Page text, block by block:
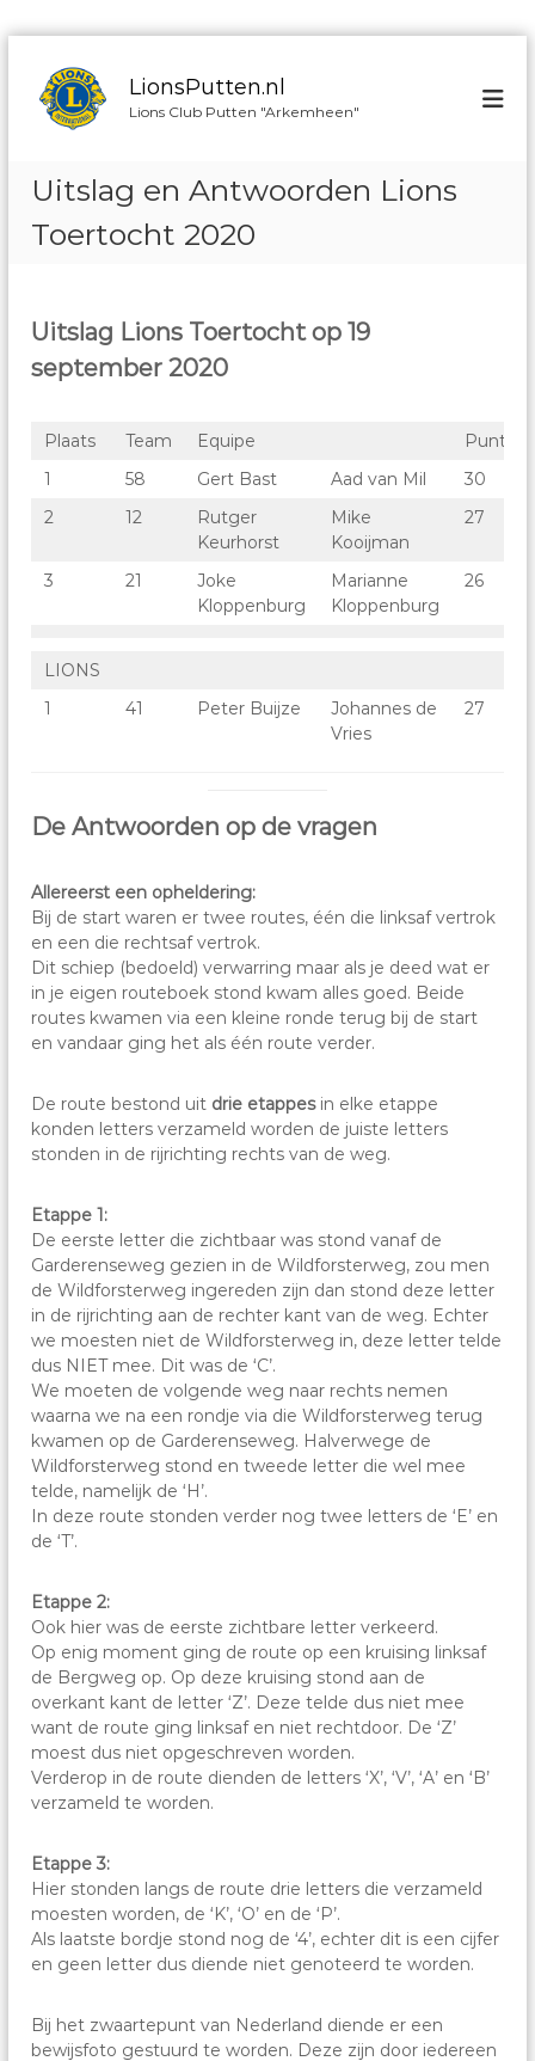
LionsPutten.nl
Lions Club Putten "Arkemheen"
Uitslag en Antwoorden Lions
Toertocht 2020
Uitslag Lions Toertocht op 19
september 2020
Plaats Team Equipe
Punten
1
58 Gert Bast Aad van Mil
30
2
12
Rutger
Keurhorst
Mike
Kooijman
27
3 21
Joke
Kloppenburg
Marianne
Kloppenburg
26
LIONS
1
41 Peter Buijze
Johannes de
Vries
27
De Antwoorden op de vragen
Allereerst een opheldering:
Bij de start waren er twee routes, één die linksaf vertrok
en een die rechtsaf vertrok.
Dit schiep (bedoeld) verwarring maar als je deed wat er
in je eigen routeboek stond kwam alles goed. Beide
routes kwamen via een kleine ronde terug bij de start
en vandaar ging het als één route verder.
De route bestond uit drie etappesin elke etappe
konden letters verzameld worden de juiste letters
stonden in de rijrichting rechts van de weg.
Etappe 1:
De eerste letter die zichtbaar was stond vanaf de
Garderenseweg gezien in de Wildforsterweg, zou men
de Wildforsterweg ingereden zijn dan stond deze letter
in de rijrichting aan de rechter kant van de weg. Echter
we moesten niet de Wildforsterweg in, deze letter telde
dus NIET mee. Dit was de ‘C’.
We moeten de volgende weg naar rechts nemen
waarna we na een rondje via die Wildforsterweg terug
kwamen op de Garderenseweg. Halverwege de
Wildforsterweg stond en tweede letter die wel mee
telde, namelijk de ‘H’.
In deze route stonden verder nog twee letters de ‘E’ en
de ‘T’.
Etappe 2:
Ook hier was de eerste zichtbare letter verkeerd.
Op enig moment ging de route op een kruising linksaf
de Bergweg op. Op deze kruising stond aan de
overkant kant de letter ‘Z’. Deze telde dus niet mee
want de route ging linksaf en niet rechtdoor. De ‘Z’
moest dus niet opgeschreven worden.
Verderop in de route dienden de letters ‘X’, ‘V’, ‘A’ en ‘B’
verzameld te worden.
Etappe 3:
Hier stonden langs de route drie letters die verzameld
moesten worden, de ‘K’, ‘O’ en de ‘P’.
Als laatste bordje stond nog de ‘4’, echter dit is een cijfer
en geen letter dus diende niet genoteerd te worden.
Bij het zwaartepunt van Nederland diende er een
bewijsfoto gestuurd te worden. Deze zijn door iedereen